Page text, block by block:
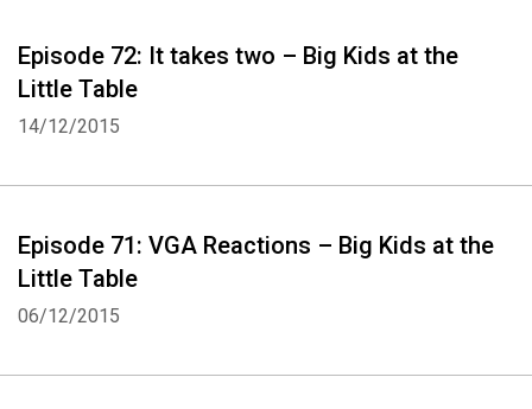
Episode 72: It takes two – Big Kids at the
Little Table
14/12/2015
Episode 71: VGA Reactions – Big Kids at the
Little Table
06/12/2015